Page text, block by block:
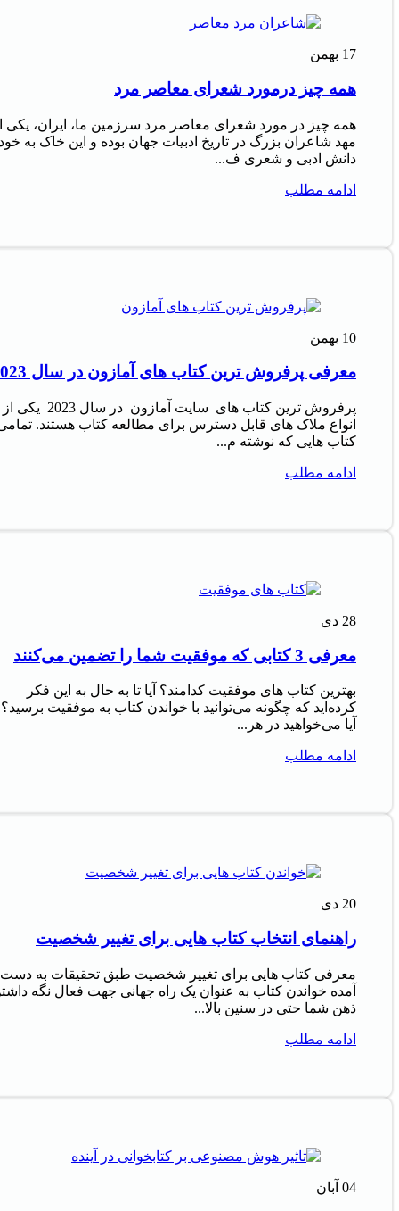
17 بهمن
همه چیز درمورد شعرای معاصر مرد
همه چیز در مورد شعرای معاصر مرد سرزمین ما، ایران، یکی
مهد شاعران بزرگ در تاریخ ادبیات جهان بوده و این خاک به
دانش ادبی و شعری ف...
ادامه مطلب
10 بهمن
معرفی پرفروش‌ ترین کتاب‌ های آمازون در سال 2023
پرفروش‌ ترین کتاب‌ های سایت آمازون در سال 2023 یکی از
انواع ملاک‌ های قابل دسترس برای مطالعه کتاب هستند.
کتاب‌ هایی که نوشته م...
ادامه مطلب
28 دی
معرفی 3 کتابی که موفقیت شما را تضمین می‌کنند
بهترین کتاب های موفقیت کدامند؟ آیا تا به حال به این فکر
کرده‌اید که چگونه می‌توانید با خواندن کتاب به موفقیت برسید؟
آیا می‌خواهید در هر...
ادامه مطلب
20 دی
راهنمای انتخاب کتاب هایی برای تغییر شخصیت
معرفی کتاب هایی برای تغییر شخصیت طبق تحقیقات به دست
آمده خواندن کتاب به عنوان یک راه جهانی جهت فعال نگه
ذهن شما حتی در سنین بالا...
ادامه مطلب
04 آبان